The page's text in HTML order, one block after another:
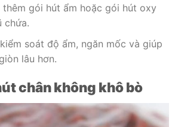
gói hút ẩm hoặc gói hút oxy
chứa.
soát độ ẩm, ngăn mốc và giúp
lâu hơn.
chân không khô bò